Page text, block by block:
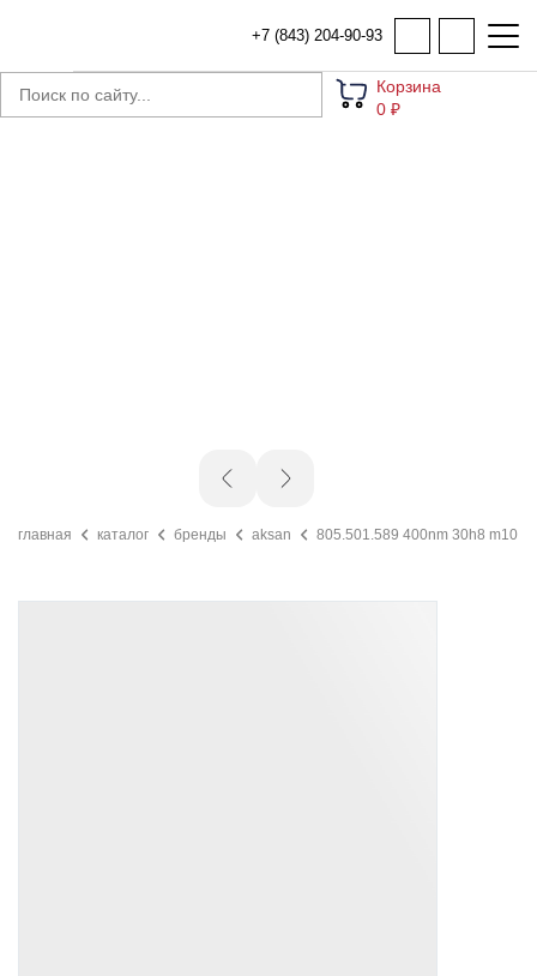
+7 (843) 204-90-93
Корзина
0 ₽
главная каталог бренды aksan 805.501.589 400nm 30h8 m10